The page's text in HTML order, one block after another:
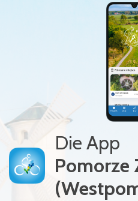
Die App
Pomorze